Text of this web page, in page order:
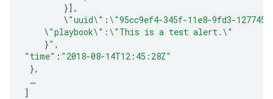
}],
\"uuid\" : \"95cc9ef4-345f-11e8-9fd3-
\"playbook\" : \" This is a test alert. \"
}",
"time" : "2018-08-14T12:45:28Z"
},
…
]